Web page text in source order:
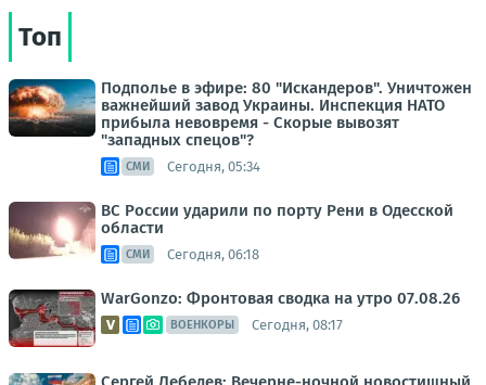
Топ
Подполье в эфире: 80 "Искандеров". Уничтожен
важнейший завод Украины. Инспекция НАТО
прибыла невовремя - Скорые вывозят
"западных спецов"?
СМИ Сегодня, 05:34
ВС России ударили по порту Рени в Одесской
области
СМИ Сегодня, 06:18
WarGonzo: Фронтовая сводка на утро 07.08.26
ВОЕНКОРЫ Сегодня, 08:17